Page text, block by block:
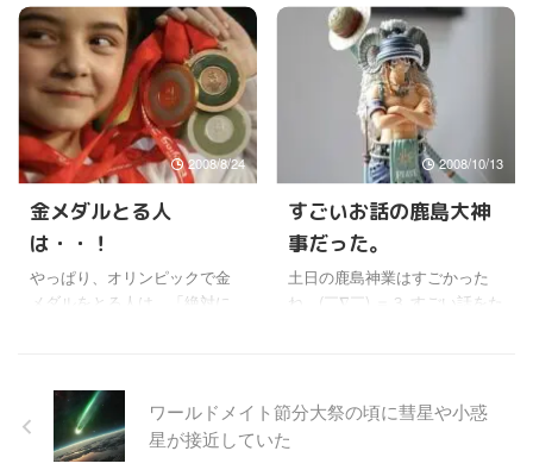
あると言われている。これを
理気二元論と言うそうだ。 そ
の気の中には陰陽があり、そ
こから ...
ると思う。 とくにメタボな人
は、ドミノ倒しのように生活
習慣病といわれる糖尿病 ...
直系先祖と傍系先祖と言う言
い方をよくする。 直系先祖と
は、自分の両親の両親、その
また両親、・・というように
単純に親子関係でつながる先
祖たち。 もちろん父方の直
系、母方の直系があるわけだ
倍々で増えていく先祖を、累
計したのが直系先祖の数とい
うことになるようだ。 仮に２
３代前までの代々を単純合計
の女性や男性の子ども ...
ね。(￣—￣;) 行動がその日以
来変わってしまうんだ。 もち
ろんすべて素晴らしい方に変
わるんだけどね。 一気に変わ
るというより、伏線でずっと
そのことに関して悩んでいた
り、お話を何度か聞いている
んだよね。 でも、なかなか分
かってるようで分かってなく
て、それがあるとき、はじけ
んだ。(￣▽゜)/☆ そうする
2008/8/24
金メダルとる人
は・・！
やっぱり、オリンピックで金
メダルをとる人は、「絶対に
時、深見先生が、北島選手く
らいの気迫を持たないといけ
ませんね、といわれていた。
2008/10/13
すごいお話の鹿島大神
事だった。
土日の鹿島神業はすごかった
ね。(￣∇￣) ＝３ すごい話をた
海原開き大神事で話された内
容を聞かなかったら、いっぱ
い勘違いしていることがあっ
ワールドメイト節分大祭の頃に彗星や小惑
星が接近していた